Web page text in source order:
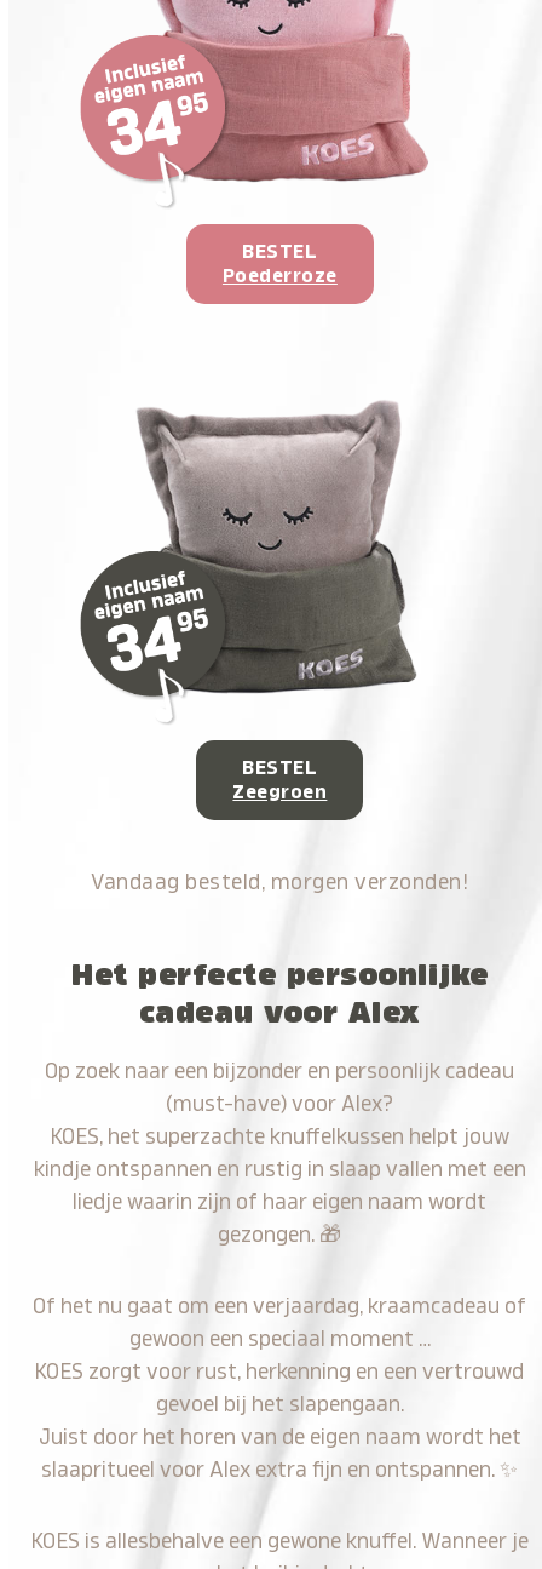
BESTEL
Poederroze
BESTEL
Zeegroen
Vandaag besteld, morgen verzonden!
Het perfecte persoonlijke
cadeau voor Alex
Op zoek naar een bijzonder en persoonlijk cadeau
(must-have) voor Alex?
KOES, het superzachte knuffelkussen helpt jouw
kindje ontspannen en rustig in slaap vallen met een
liedje waarin zijn of haar eigen naam wordt
gezongen. 🎁
Of het nu gaat om een verjaardag, kraamcadeau of
gewoon een speciaal moment …
KOES zorgt voor rust, herkenning en een vertrouwd
gevoel bij het slapengaan.
Juist door het horen van de eigen naam wordt het
slaapritueel voor Alex extra fijn en ontspannen. ✨
KOES is allesbehalve een gewone knuffel. Wanneer je